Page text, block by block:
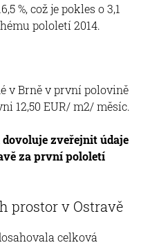
%, což je pokles o 3,1
pololetí 2014.
v Brně v první polovině
12,50 EUR/ m2/ měsíc.
dovoluje zveřejnit údaje
za první pololetí
prostor v Ostravě
celková